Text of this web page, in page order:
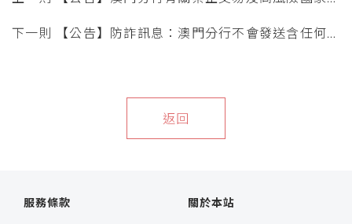
下一則 【公告】防詐訊息：澳門分行不會發送含任何超
返回
服務條款 關於本站